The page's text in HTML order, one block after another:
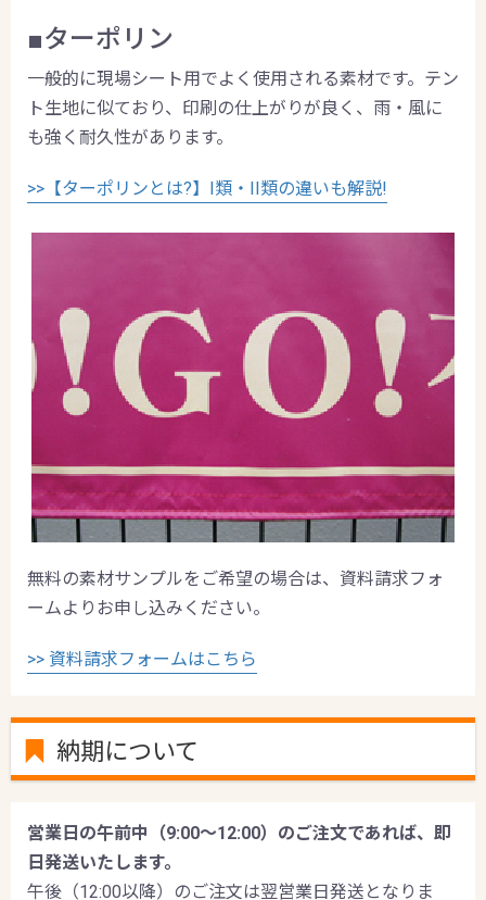
■ターポリン
一般的に現場シート用でよく使用される素材です。テン
ト生地に似ており、印刷の仕上がりが良く、雨・風に
も強く耐久性があります。
>>【ターポリンとは?】I類・II類の違いも解説!
無料の素材サンプルをご希望の場合は、資料請求フォ
ームよりお申し込みください。
>> 資料請求フォームはこちら
納期について
営業日の午前中（9:00〜12:00）のご注文であれば、即
日発送いたします。
午後（12:00以降）のご注文は翌営業日発送となりま